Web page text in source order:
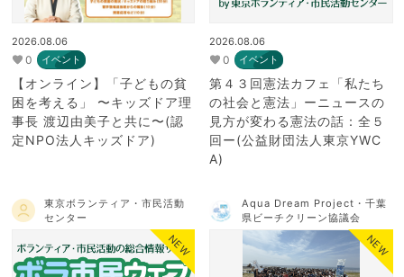
2026.08.06
0 イベント
【オンライン】「子どもの貧
困を考える」 〜キッズドア理
事長 渡辺由美子と共に〜(認
定NPO法人キッズドア)
2026.08.06
0 イベント
第４３回憲法カフェ「私たち
の社会と憲法」ーニュースの
見方が変わる憲法の話：全５
回ー(公益財団法人東京YWC
A)
東京ボランティア・市民活動
センター
NEW
Aqua Dream Project・千葉
県ビーチクリーン協議会
NEW